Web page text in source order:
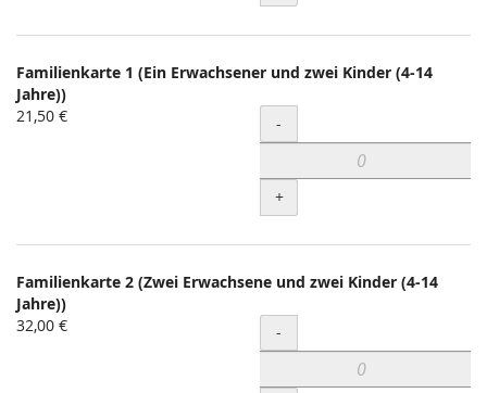
Familienkarte 1 (Ein Erwachsener und zwei Kinder (4-14
Jahre))
21,50 €
Menge
-
+
Familienkarte 2 (Zwei Erwachsene und zwei Kinder (4-14
Jahre))
32,00 €
Menge
-